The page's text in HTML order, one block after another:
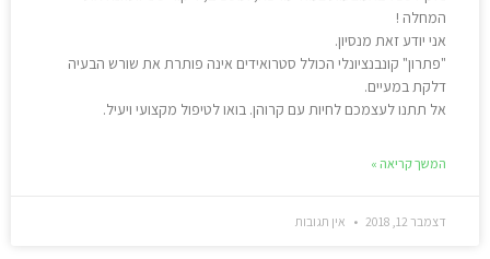
המחלה !
אני יודע זאת מנסיון.
"פתרון" קונבנציונלי הכולל סטרואידים אינה פותרת את שורש הבעיה
דלקת במעיים.
אל תתנו לעצמכם לחיות עם קרוהן. בואו לטיפול מקצועי ויעיל.
המשך קריאה »
דצמבר 12, 2018 אין תגובות